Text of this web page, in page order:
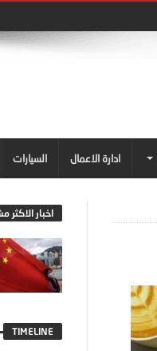
ادارة الاعمال السيارات
اخبار الاكثر
TIMELINE